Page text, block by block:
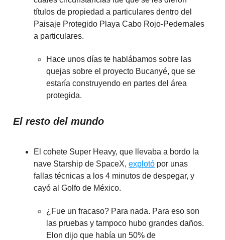
títulos de propiedad a particulares dentro del
Paisaje Protegido Playa Cabo Rojo-Pedernales
a particulares.
Hace unos días te hablábamos sobre las
quejas sobre el proyecto Bucanyé, que se
estaría construyendo en partes del área
protegida.
El resto del mundo
El cohete Super Heavy, que llevaba a bordo la
nave Starship de SpaceX, explotó por unas
fallas técnicas a los 4 minutos de despegar, y
cayó al Golfo de México.
¿Fue un fracaso? Para nada. Para eso son
las pruebas y tampoco hubo grandes daños.
Elon dijo que había un 50% de